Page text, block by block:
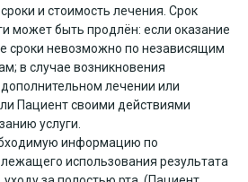
и стоимость лечения. Срок
может быть продлён: если оказание
сроки невозможно по независящим
в случае возникновения
лечении или
Пациент своими действиями
услуги.
информацию по
использования результата